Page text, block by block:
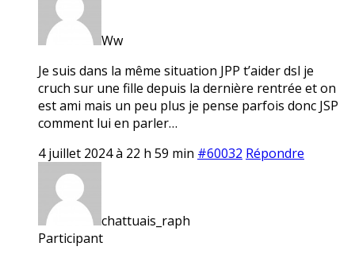
Ww
Je suis dans la même situation JPP t’aider dsl je
cruch sur une fille depuis la dernière rentrée et on
est ami mais un peu plus je pense parfois donc JSP
comment lui en parler…
4 juillet 2024 à 22 h 59 min #60032 Répondre
chattuais_raph
Participant